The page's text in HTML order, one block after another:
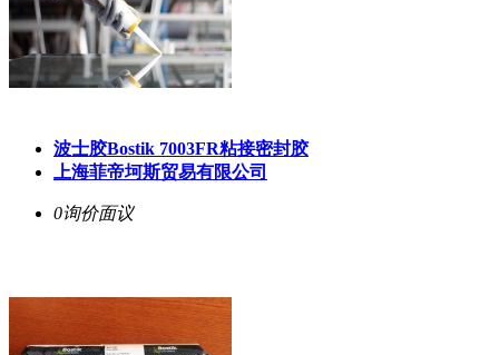
波士胶Bostik 7003FR粘接密封胶
上海菲帝坷斯贸易有限公司
0询价面议